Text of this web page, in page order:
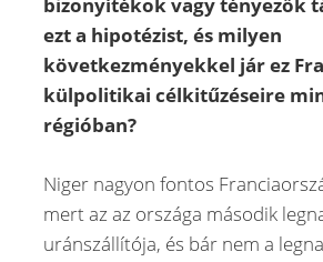
ezt a hipotézist, és milyen
következményekkel jár ez
külpolitikai célkitűzéseire
régióban?
Niger nagyon fontos
mert az az országa második
uránszállítója, és bár nem a